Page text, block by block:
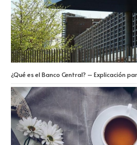
¿Qué es el Banco Central? – Explicación